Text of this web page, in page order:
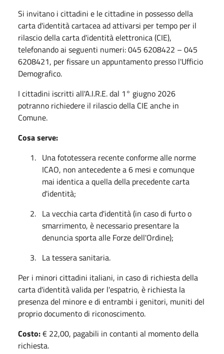
Si invitano i cittadini e le cittadine in possesso della
carta d'identità cartacea ad attivarsi per tempo per il
rilascio della carta d'identità elettronica (CIE),
telefonando ai seguenti numeri: 045 6208422 – 045
6208421, per fissare un appuntamento presso l'Ufficio
Demografico.
I cittadini iscritti all'A.I.R.E. dal 1° giugno 2026
potranno richiedere il rilascio della CIE anche in
Comune.
Cosa serve:
1. Una fototessera recente conforme alle norme
ICAO, non antecedente a 6 mesi e comunque
mai identica a quella della precedente carta
d'identità;
2. La vecchia carta d'identità (in caso di furto o
smarrimento, è necessario presentare la
denuncia sporta alle Forze dell'Ordine);
3. La tessera sanitaria.
Per i minori cittadini italiani, in caso di richiesta della
carta d'identità valida per l'espatrio, è richiesta la
presenza del minore e di entrambi i genitori, muniti del
proprio documento di riconoscimento.
Costo:€ 22,00, pagabili in contanti al momento della
richiesta.